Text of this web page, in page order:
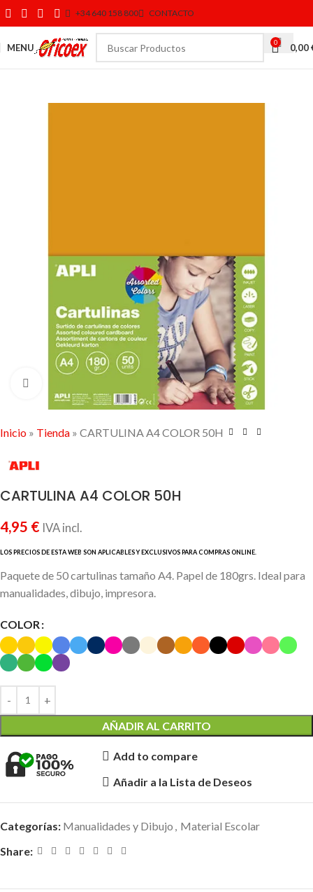
+34 640 158 800 CONTACTO
MENU 0 0,00
Inicio » Tienda » CARTULINA A4 COLOR 50H
CARTULINA A4 COLOR 50H
4,95 € IVA incl.
Paquete de 50 cartulinas tamaño A4. Papel de 180grs. Ideal para
manualidades, dibujo, impresora.
COLOR
AÑADIR AL CARRITO
Add to compare
Añadir a la Lista de Deseos
Categorías: Manualidades y Dibujo
Material Escolar
Share: